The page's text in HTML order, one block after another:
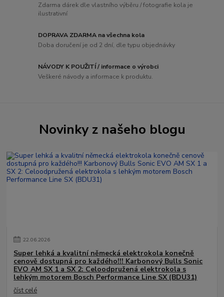
Zdarma dárek dle vlastního výběru / fotografie kola je
ilustrativní
DOPRAVA ZDARMA na všechna kola
Doba doručení je od 2 dní, dle typu objednávky
NÁVODY K POUŽITÍ / informace o výrobci
Veškeré návody a informace k produktu.
Novinky z našeho blogu
22.06.2026
Super lehká a kvalitní německá elektrokola konečně
cenově dostupná pro každého!!! Karbonový Bulls Sonic
EVO AM SX 1 a SX 2: Celoodpružená elektrokola s
lehkým motorem Bosch Performance Line SX (BDU31)
číst celé